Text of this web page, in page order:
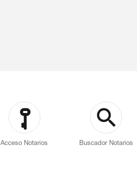
Acceso Notarios Buscador Notarios